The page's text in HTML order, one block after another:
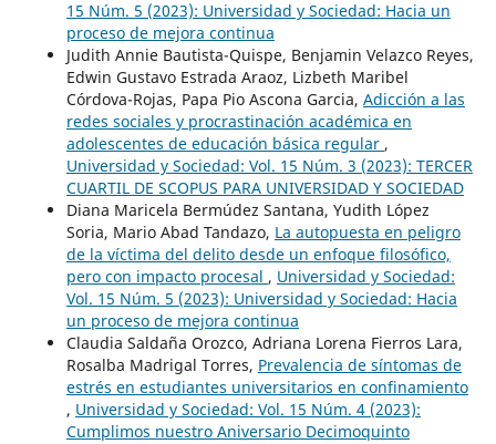
15 Núm. 5 (2023): Universidad y Sociedad: Hacia un
proceso de mejora continua
Judith Annie Bautista-Quispe, Benjamin Velazco Reyes,
Edwin Gustavo Estrada Araoz, Lizbeth Maribel
Córdova-Rojas, Papa Pio Ascona Garcia, Adicción a las
redes sociales y procrastinación académica en
adolescentes de educación básica regular ,
Universidad y Sociedad: Vol. 15 Núm. 3 (2023): TERCER
CUARTIL DE SCOPUS PARA UNIVERSIDAD Y SOCIEDAD
Diana Maricela Bermúdez Santana, Yudith López
Soria, Mario Abad Tandazo, La autopuesta en peligro
de la víctima del delito desde un enfoque filosófico,
pero con impacto procesal , Universidad y Sociedad:
Vol. 15 Núm. 5 (2023): Universidad y Sociedad: Hacia
un proceso de mejora continua
Claudia Saldaña Orozco, Adriana Lorena Fierros Lara,
Rosalba Madrigal Torres, Prevalencia de síntomas de
estrés en estudiantes universitarios en confinamiento
, Universidad y Sociedad: Vol. 15 Núm. 4 (2023):
Cumplimos nuestro Aniversario Decimoquinto